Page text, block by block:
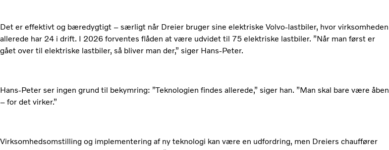
Det er effektivt og bæredygtigt – særligt når Dreier bruger sine elektriske Volvo-lastbiler, hvor virksomheden
allerede har 24 i drift. I 2026 forventes flåden at være udvidet til 75 elektriske lastbiler. ”Når man først er
gået over til elektriske lastbiler, så bliver man der,” siger Hans-Peter.
Hans-Peter ser ingen grund til bekymring: ”Teknologien findes allerede,” siger han. ”Man skal bare være åben
– for det virker.”
Virksomhedsomstilling og implementering af ny teknologi kan være en udfordring, men Dreiers chauffører